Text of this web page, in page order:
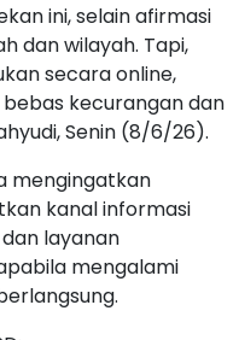
ini, selain afirmasi
dan wilayah. Tapi,
secara online,
kecurangan dan
Senin (8/6/26).
mengingatkan
kanal informasi
layanan
mengalami